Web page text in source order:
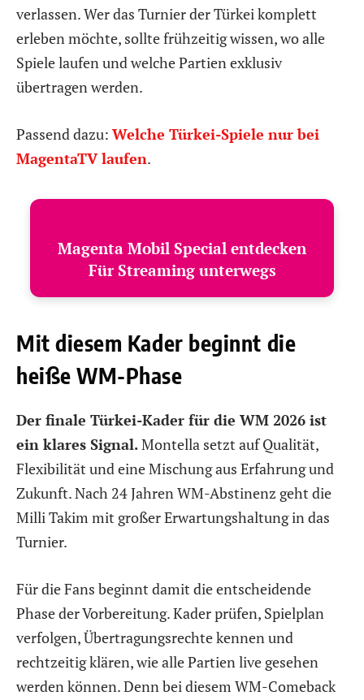
verlassen. Wer das Turnier der Türkei komplett
erleben möchte, sollte frühzeitig wissen, wo alle
Spiele laufen und welche Partien exklusiv
übertragen werden.
Passend dazu: Welche Türkei-Spiele nur bei
MagentaTV laufen.
Magenta Mobil Special entdecken
Für Streaming unterwegs
Mit diesem Kader beginnt die
heiße WM-Phase
Der finale Türkei-Kader für die WM 2026 ist
ein klares Signal.Montella setzt auf Qualität,
Flexibilität und eine Mischung aus Erfahrung und
Zukunft. Nach 24 Jahren WM-Abstinenz geht die
Milli Takim mit großer Erwartungshaltung in das
Turnier.
Für die Fans beginnt damit die entscheidende
Phase der Vorbereitung. Kader prüfen, Spielplan
verfolgen, Übertragungsrechte kennen und
rechtzeitig klären, wie alle Partien live gesehen
werden können. Denn bei diesem WM-Comeback